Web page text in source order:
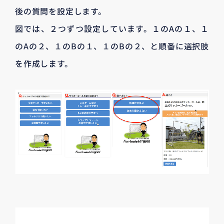
後の質問を設定します。
図では、２つずつ設定しています。１のAの１、１
のAの２、１のBの１、１のBの２、と順番に選択肢
を作成します。